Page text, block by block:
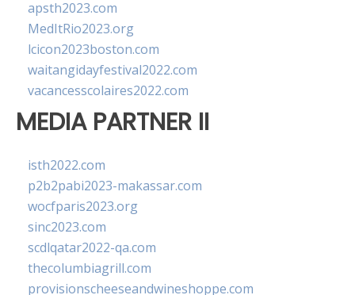
apsth2023.com
MedItRio2023.org
lcicon2023boston.com
waitangidayfestival2022.com
vacancesscolaires2022.com
MEDIA PARTNER II
isth2022.com
p2b2pabi2023-makassar.com
wocfparis2023.org
sinc2023.com
scdlqatar2022-qa.com
thecolumbiagrill.com
provisionscheeseandwineshoppe.com